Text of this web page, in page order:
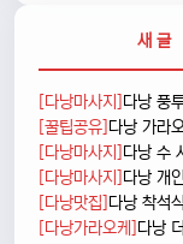
새 글
[다낭마사지]다낭 풍
[꿀팁공유]다낭 가라
[다낭마사지]다낭 수
[다낭마사지]다낭 개
[다낭맛집]다낭 착석
[다낭가라오케]다낭